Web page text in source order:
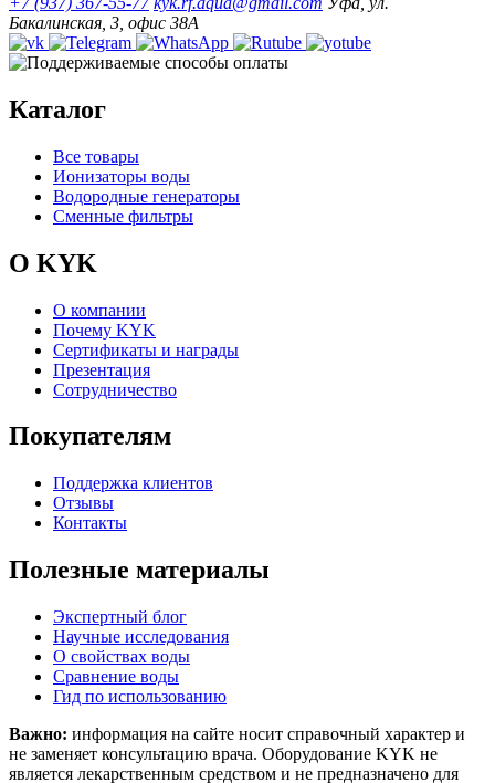
Бакалинская, 3, офис 38А
Каталог
Все товары
Ионизаторы воды
Водородные генераторы
Сменные фильтры
О KYK
О компании
Почему KYK
Сертификаты и награды
Презентация
Сотрудничество
Покупателям
Поддержка клиентов
Отзывы
Контакты
Полезные материалы
Экспертный блог
Научные исследования
О свойствах воды
Сравнение воды
Гид по использованию
Важно: информация на сайте носит справочный характер и
не заменяет консультацию врача. Оборудование KYK не
является лекарственным средством и не предназначено для